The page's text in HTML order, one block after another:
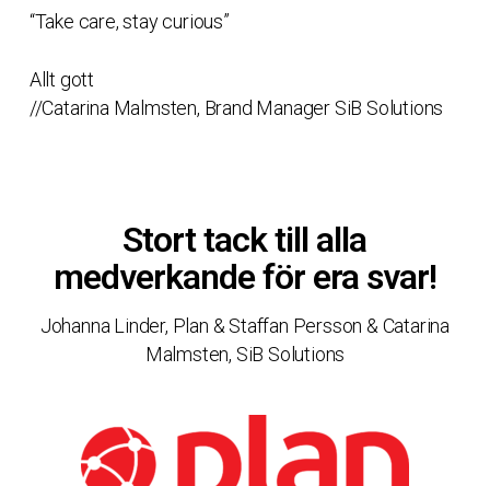
“Take care, stay curious”
Allt gott
//Catarina Malmsten, Brand Manager SiB Solutions
Stort tack till alla
medverkande för era svar!
Johanna Linder, Plan & Staffan Persson & Catarina
Malmsten, SiB Solutions